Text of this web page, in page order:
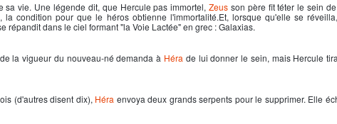
sa vie. Une légende dit, que Hercule pas immortel, Zeus son père fit téter le sein
la condition pour que le héros obtienne l'immortalité.Et, lorsque qu'elle se
répandit dans le ciel formant "la Voie Lactée" en grec : Galaxias.
la vigueur du nouveau-né demanda à Héra de lui donner le sein, mais Hercule
(d'autres disent dix), Héra envoya deux grands serpents pour le supprimer. Elle